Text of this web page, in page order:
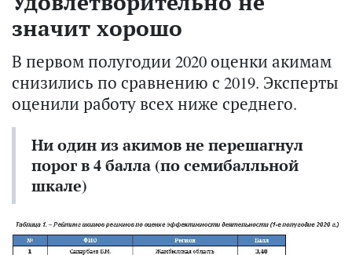
значит хорошо
В первом полугодии 2020 оценки акимам
снизились по сравнению с 2019. Эксперты
оценили работу всех ниже среднего.
Ни один из акимов не перешагнул
порог в 4 балла (по семибалльной
шкале)